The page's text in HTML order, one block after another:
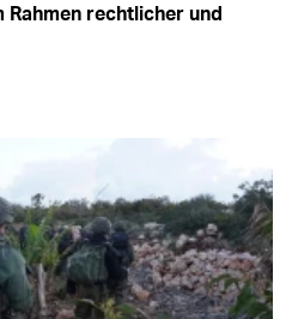
rechtlicher und